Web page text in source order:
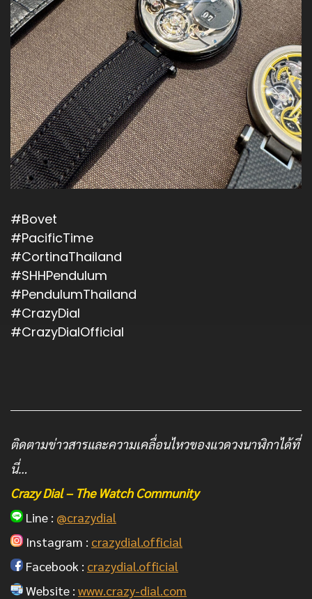
#Bovet
#PacificTime
#CortinaThailand
#SHHPendulum
#PendulumThailand
#CrazyDial
#CrazyDialOfficial
ติดตามข่าวสารและความเคลื่อนไหวของแวดวงนาฬิกาได้ที่
นี่…
Crazy Dial – The Watch Community
Line : @crazydial
Instagram : crazydial.official
Facebook : crazydial.official
Website : www.crazy-dial.com